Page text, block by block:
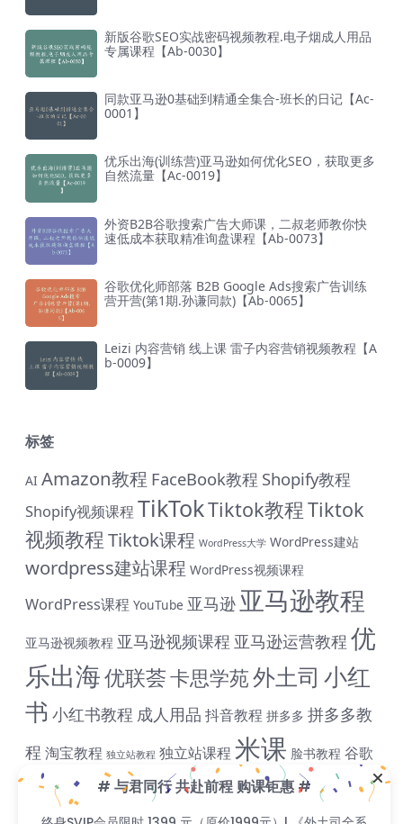
新版谷歌SEO实战密码视频教程.电子烟成人用品
专属课程【Ab-0030】
同款亚马逊0基础到精通全集合-班长的日记【Ac-
0001】
优乐出海(训练营)亚马逊如何优化SEO，获取更多
自然流量【Ac-0019】
外资B2B谷歌搜索广告大师课，二叔老师教你快
速低成本获取精准询盘课程【Ab-0073】
谷歌优化师部落 B2B Google Ads搜索广告训练
营开营(第1期.孙谦同款)【Ab-0065】
Leizi 内容营销 线上课 雷子内容营销视频教程【A
b-0009】
标签
AI Amazon教程 FaceBook教程 Shopify教程
Shopify视频课程 TikTokTiktok教程Tiktok
视频教程Tiktok课程 WordPress大学 WordPress建站
wordpress建站课程 WordPress视频课程
WordPress课程 YouTube 亚马逊 亚马逊教程
亚马逊视频教程 亚马逊视频课程 亚马逊运营教程 优
乐出海优联荟卡思学苑外土司 小红
书 小红书教程 成人用品 抖音教程 拼多多 拼多多教
程 淘宝教程 独立站教程 独立站课程 米课 脸书教程 谷歌
ADS教程
谷歌SEO教程 谷歌SEO课程 谷歌运用教程 跨
境B哥 阿里国际站 雨课网 雷子教程 颜Sir飞橙教育
终身SVIP会员限时 1399 元（原价1999元）| 《外土司全
系列课程》共计17套打包价599元（原价799直降200元|
含近期解码新课） | 《米课全系列课程》打包价599元